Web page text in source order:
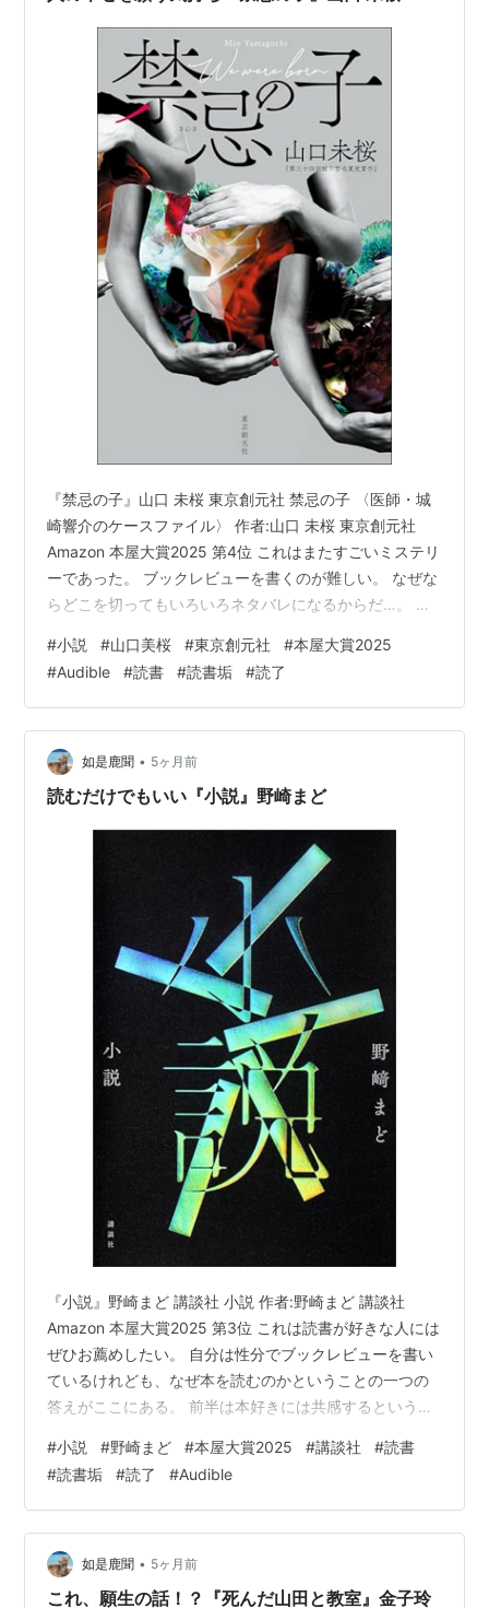
『禁忌の子』山口 未桜 東京創元社 禁忌の子 〈医師・城
崎響介のケースファイル〉 作者:山口 未桜 東京創元社
Amazon 本屋大賞2025 第4位 これはまたすごいミステリ
ーであった。 ブックレビューを書くのが難しい。 なぜな
らどこを切ってもいろいろネタバレになるからだ…。 や
幸せを願うことの難しさ。 何が幸せか自分でもわからな
いよね。いろんな要素が複雑に絡み合っていて、お前が
いてくれたら何もいらないんだということはリアルにお
いては、その瞬間だけの事であって、様々な条件により
その瞬間は続かないとわかっていたりする。 自分だった
らどういう選…
#小説 #山口美桜 #東京創元社 #本屋大賞2025
#Audible #読書 #読書垢 #読了
如是鹿聞 • 5ヶ月前
読むだけでもいい『小説』野崎まど
『小説』野崎まど 講談社 小説 作者:野崎まど 講談社
Amazon 本屋大賞2025 第3位 これは読書が好きな人には
ぜひお薦めしたい。 自分は性分でブックレビューを書い
ているけれども、なぜ本を読むのかということの一つの
答えがここにある。 前半は本好きには共感するというか
める髭先生のお屋敷。いいよなあ。 後半から突然のリア
ルと交錯しながらのSF的展開が。 読むだけでもいいん
だ。意味は嘘ででも増えていく。内側が広がっていく。
自分の内側の話なんだ。 どんどん広がる内側、これ読ん
だら広がるよって、自分は誰かに伝えたくてブックレビ
ューを書いているの…
#小説 #野崎まど #本屋大賞2025 #講談社 #読書
#読書垢 #読了 #Audible
如是鹿聞 • 5ヶ月前
これ、願生の話！？『死んだ山田と教室』金子玲